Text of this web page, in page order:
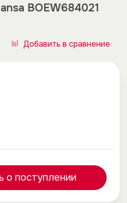
BOEW684021
Добавить в сравнение
о поступлении